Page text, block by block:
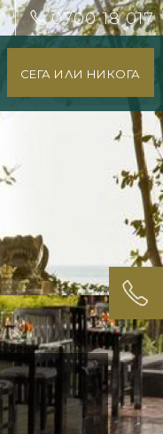
0700 18 017
СЕГА ИЛИ НИКОГА